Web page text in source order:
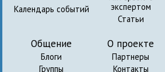
Календарь событий
экспертом
Статьи
Общение
Блоги
Группы
О проекте
Партнеры
Контакты